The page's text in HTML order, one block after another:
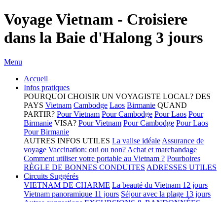
Voyage Vietnam - Croisiere
dans la Baie d'Halong 3 jours
Menu
Accueil
Infos pratiques
POURQUOI CHOISIR UN VOYAGISTE LOCAL? DES
PAYS Vietnam Cambodge Laos Birmanie QUAND
PARTIR? Pour Vietnam Pour Cambodge Pour Laos Pour
Birmanie VISA? Pour Vietnam Pour Cambodge Pour Laos
Pour Birmanie
AUTRES INFOS UTILES La valise idéale Assurance de
voyage Vaccination: oui ou non? Achat et marchandage
Comment utiliser votre portable au Vietnam ? Pourboires
RÈGLE DE BONNES CONDUITES ADRESSES UTILES
Circuits Suggérés
VIETNAM DE CHARME La beauté du Vietnam 12 jours
Vietnam panoramique 11 jours Séjour avec la plage 13 jours